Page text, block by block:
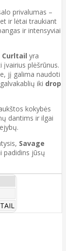
privalumas –
ir lėtai traukiant
ir intensyviai
Curltail yra
plėšrūnus.
jį galima naudoti
iki drop
kokybės
dantims ir ilgai
Savage
padidins jūsų